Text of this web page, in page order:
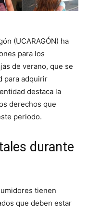
(UCARAGÓN) ha
para los
de verano, que se
para adquirir
destaca la
derechos que
periodo.
durante
tienen
que deben estar